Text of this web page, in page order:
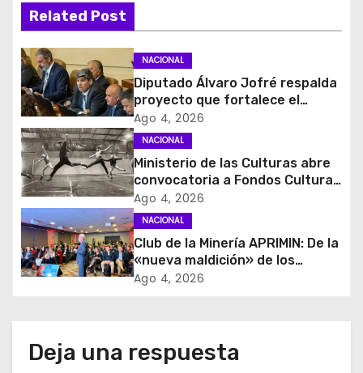
a
c
i
ó
n
d
e
e
r
Related Post
NACIONAL
Diputado Álvaro Jofré respalda
proyecto que fortalece el
control de identidad durante
estados de excepción
Ago 4, 2026
NACIONAL
Ministerio de las Culturas abre
convocatoria a Fondos Cultura
2027 con foco en
transparencia, innovación y
acceso ciudadano
Ago 4, 2026
NACIONAL
Club de la Minería APRIMIN: De la
«nueva maldición» de los
recursos al rol clave de los
Ago 4, 2026
Deja una respuesta